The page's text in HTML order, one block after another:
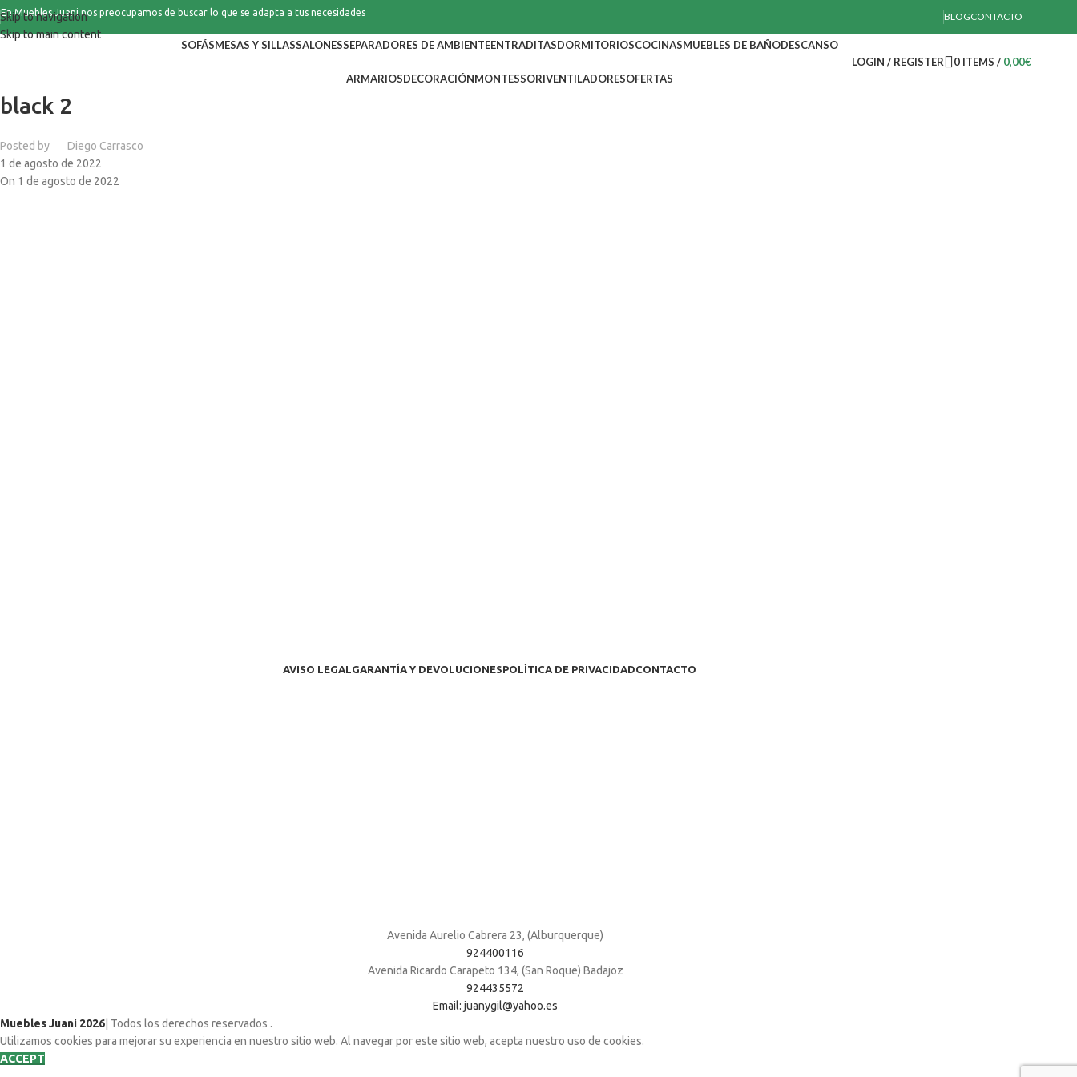
Skip to navigation
Skip to main content
En Muebles Juani nos preocupamos de buscar lo que se adapta a tus necesidades BLOGCONTACTO
SOFÁSMESAS Y SILLASSALONESSEPARADORES DE AMBIENTEENTRADITASDORMITORIOSCOCINASMUEBLES DE BAÑODESCANSO
ARMARIOSDECORACIÓNMONTESSORIVENTILADORESOFERTAS
LOGIN / REGISTER 0 ITEMS / 0,00€
black 2
Posted by
Diego Carrasco
1 de agosto de 2022
On 1 de agosto de 2022
AVISO LEGALGARANTÍA Y DEVOLUCIONESPOLÍTICA DE PRIVACIDADCONTACTO
Avenida Aurelio Cabrera 23, (Alburquerque)
924400116
Avenida Ricardo Carapeto 134, (San Roque) Badajoz
924435572
Email: juanygil@yahoo.es
Muebles Juani 2026 | Todos los derechos reservados .
Utilizamos cookies para mejorar su experiencia en nuestro sitio web. Al navegar por este sitio web, acepta nuestro uso de cookies.
ACCEPT